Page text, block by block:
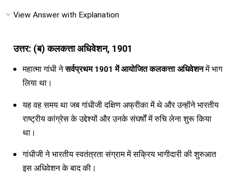
View Answer with Explanation
उत्तर: (ब) कलकत्ता अधिवेशन, 1901
महात्मा गांधी नेसर्वप्रथम 1901 में आयोजित कलकत्ता अधिवेशनमें भाग
लिया था।
यह वह समय था जब गांधीजी दक्षिण अफ्रीका में थे और उन्होंने भारतीय
राष्ट्रीय कांग्रेस के उद्देश्यों और उनके संघर्षों में रुचि लेना शुरू किया
था।
गांधीजी ने भारतीय स्वतंत्रता संग्राम में सक्रिय भागीदारी की शुरुआत
इस अधिवेशन के बाद की।